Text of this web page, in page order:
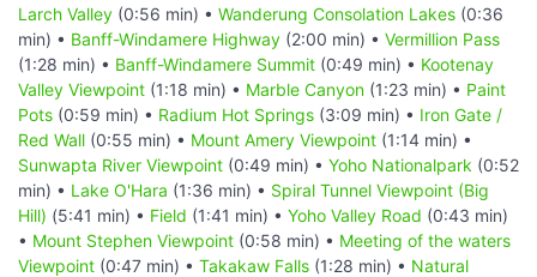
Larch Valley (0:56 min) • Wanderung Consolation Lakes (0:36
min) • Banff-Windamere Highway (2:00 min) • Vermillion Pass
(1:28 min) • Banff-Windamere Summit (0:49 min) • Kootenay
Valley Viewpoint (1:18 min) • Marble Canyon (1:23 min) • Paint
Pots (0:59 min) • Radium Hot Springs (3:09 min) • Iron Gate /
Red Wall (0:55 min) • Mount Amery Viewpoint (1:14 min) •
Sunwapta River Viewpoint (0:49 min) • Yoho Nationalpark (0:52
min) • Lake O'Hara (1:36 min) • Spiral Tunnel Viewpoint (Big
Hill) (5:41 min) • Field (1:41 min) • Yoho Valley Road (0:43 min)
• Mount Stephen Viewpoint (0:58 min) • Meeting of the waters
Viewpoint (0:47 min) • Takakaw Falls (1:28 min) • Natural